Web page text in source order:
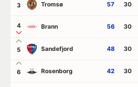
3 Tromsø 57 30
4 Brann 56 30
5 Sandefjord 48 30
6 Rosenborg 42 30